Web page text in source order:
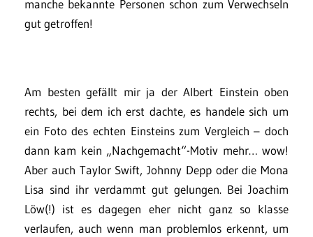
manche bekannte Personen schon zum Verwechseln
gut getroffen!
Am besten gefällt mir ja der Albert Einstein oben
rechts, bei dem ich erst dachte, es handele sich um
ein Foto des echten Einsteins zum Vergleich – doch
dann kam kein „Nachgemacht“-Motiv mehr… wow!
Aber auch Taylor Swift, Johnny Depp oder die Mona
Lisa sind ihr verdammt gut gelungen. Bei Joachim
Löw(!) ist es dagegen eher nicht ganz so klasse
verlaufen, auch wenn man problemlos erkennt, um